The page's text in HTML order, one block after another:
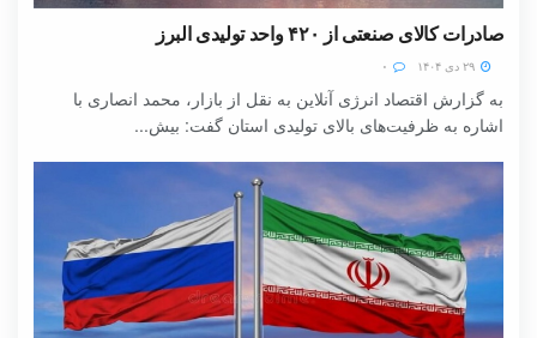
صادرات کالای صنعتی از ۴۲۰ واحد تولیدی البرز
به گزارش اقتصاد انرژی آنلاین به نقل از بازار، محمد انصاری با
اشاره به ظرفیت‌های بالای تولیدی استان گفت: بیش...